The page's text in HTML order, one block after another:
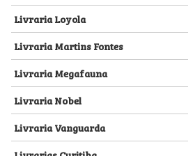
Livraria Loyola
Livraria Martins Fontes
Livraria Megafauna
Livraria Nobel
Livraria Vanguarda